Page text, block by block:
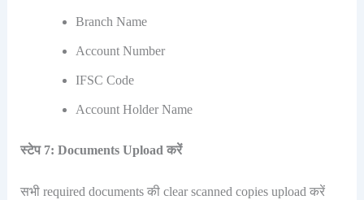
Branch Name
Account Number
IFSC Code
Account Holder Name
स्टेप 7: Documents Upload करें
सभी required documents की clear scanned copies upload करें